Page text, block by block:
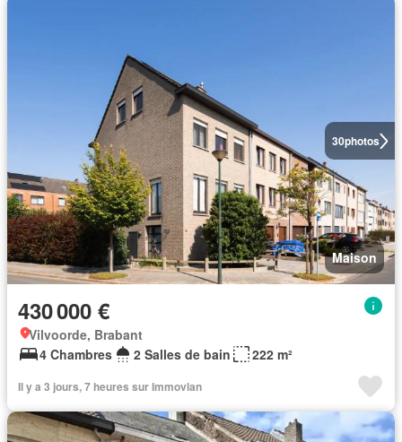
30photos
Maison
430 000 €
Vilvoorde, Brabant
4 Chambres
2 Salles de bain 222 m²
Il y a 3 jours, 7 heures sur Immovlan